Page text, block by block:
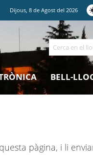
Dijous,8 deAgost del2026
Cerca
BELL-
pàgina, i li